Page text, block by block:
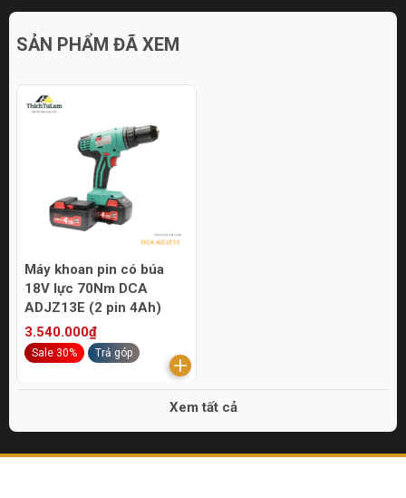
SẢN PHẨM ĐÃ XEM
Máy khoan pin có búa
18V lực 70Nm DCA
ADJZ13E (2 pin 4Ah)
3.540.000₫
Sale 30% Trả góp
Xem tất cả